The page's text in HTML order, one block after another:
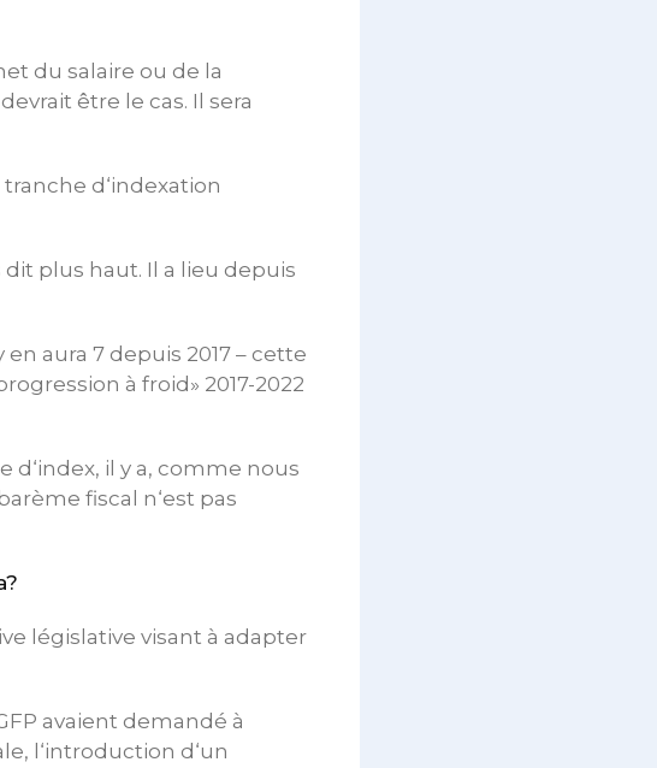
du salaire ou de la
être le cas. Il sera
d‘indexation
dit plus haut. Il a lieu depuis
aura 7 depuis 2017 – cette
à froid» 2017-2022
d‘index, il y a, comme nous
fiscal n‘est pas
législative visant à adapter
avaient demandé à
l‘introduction d‘un